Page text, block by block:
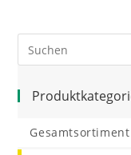
Gesamtsortiment